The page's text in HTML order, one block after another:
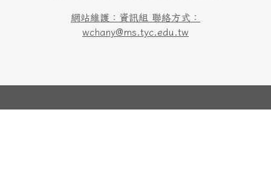
網站維護：資訊組 聯絡方式：
wchany@ms.tyc.edu.tw